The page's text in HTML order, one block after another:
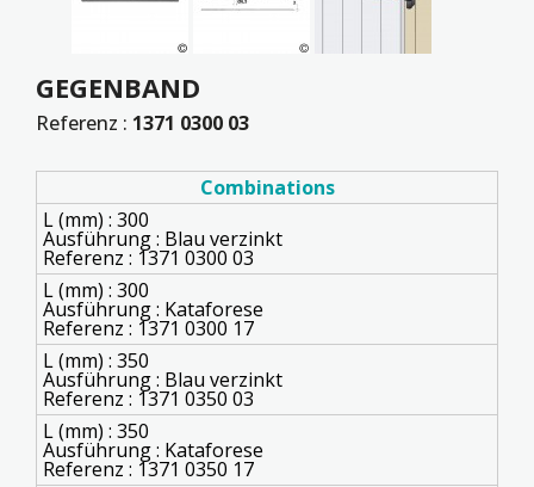
GEGENBAND
Referenz : 1371 0300 03
Combinations
L (mm) : 300
Ausführung : Blau verzinkt
Referenz : 1371 0300 03
L (mm) : 300
Ausführung : Kataforese
Referenz : 1371 0300 17
L (mm) : 350
Ausführung : Blau verzinkt
Referenz : 1371 0350 03
L (mm) : 350
Ausführung : Kataforese
Referenz : 1371 0350 17